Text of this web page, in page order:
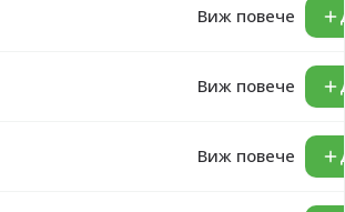
Виж повече
Виж повече
Виж повече